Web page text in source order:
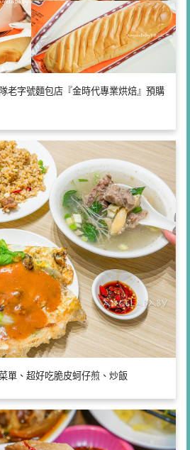
老字號麵包店『金時代專業烘焙』預購
單、超好吃脆皮蚵仔煎、炒飯